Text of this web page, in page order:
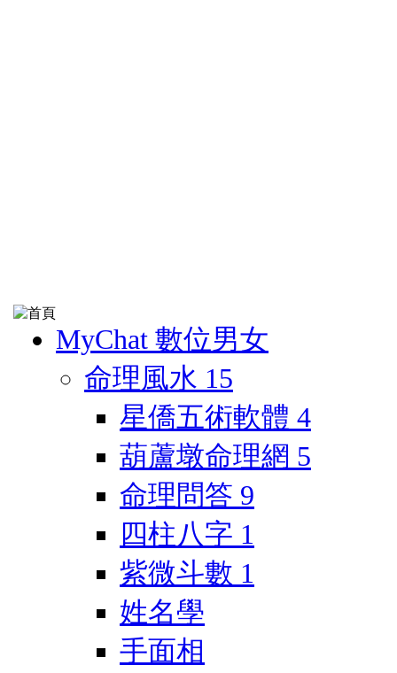
MyChat 數位男女
命理風水 15
星僑五術軟體 4
葫蘆墩命理網 5
命理問答 9
四柱八字 1
紫微斗數 1
姓名學
手面相